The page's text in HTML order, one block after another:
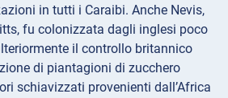
in tutti i Caraibi. Anche Nevis,
fu colonizzata dagli inglesi poco
il controllo britannico
di piantagioni di zucchero
schiavizzati provenienti dall’Africa